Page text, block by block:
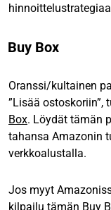
Buy Box
Oranssi/kultainen
”Lisää ostoskoriin”,
Box. Löydät tämän
tahansa Amazonin
verkkoalustalla.
Jos myyt
kilpailu tämän Buy